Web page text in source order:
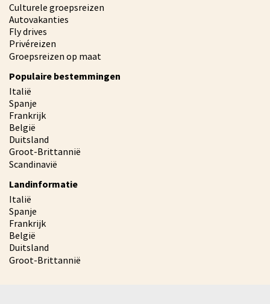
Culturele groepsreizen
Autovakanties
Fly drives
Privéreizen
Groepsreizen op maat
Populaire bestemmingen
Italië
Spanje
Frankrijk
België
Duitsland
Groot-Brittannië
Scandinavië
Landinformatie
Italië
Spanje
Frankrijk
België
Duitsland
Groot-Brittannië